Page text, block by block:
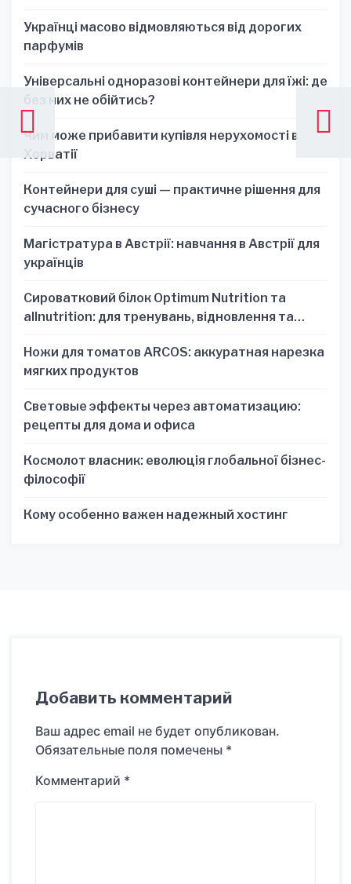
Українці масово відмовляються від дорогих
парфумів
Універсальні одноразові контейнери для їжі: де
без них не обійтись?
Чим може прибавити купівля нерухомості в
Хорватії
Контейнери для суші — практичне рішення для
сучасного бізнесу
Магістратура в Австрії: навчання в Австрії для
українців
Сироватковий білок Optimum Nutrition та
allnutrition: для тренувань, відновлення та
Ножи для томатов ARCOS: аккуратная нарезка
мягких продуктов
Световые эффекты через автоматизацию:
рецепты для дома и офиса
Космолот власник: еволюція глобальної бізнес-
філософії
Кому особенно важен надежный хостинг
Добавить комментарий
Ваш адрес email не будет опубликован.
Обязательные поля помечены *
Комментарий *